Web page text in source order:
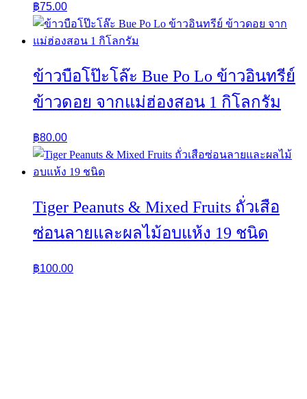
฿75.00
ข้าวบือโป๊ะโล๊ะ Bue Po Lo ข้าวอินทรีย์
ข้าวดอย จากแม่ฮ่องสอน 1 กิโลกรัม
฿80.00
Tiger Peanuts & Mixed Fruits ถั่วเสือ
ซ่อนลายและผลไม้อบแห้ง 19 ชนิด
฿100.00